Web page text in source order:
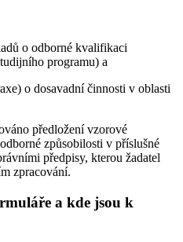
o odborné kvalifikaci
programu) a
o dosavadní činnosti v oblasti
předložení vzorové
způsobilosti v příslušné
předpisy, kterou žadatel
zpracování.
a kde jsou k